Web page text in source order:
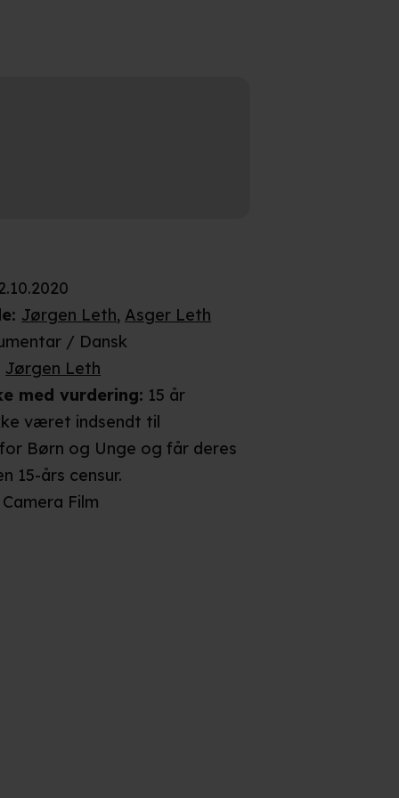
: Jørgen Leth, Asger Leth
/ Dansk
Jørgen Leth
med vurdering: 15 år
været indsendt til
Børn og Unge og får deres
15-års censur.
Camera Film